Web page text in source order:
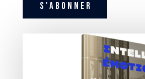
S'ABONNER